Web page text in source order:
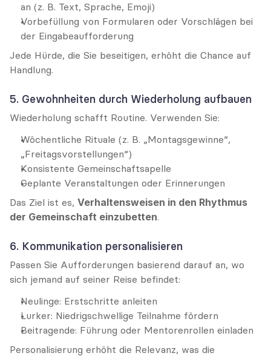
an (z. B. Text, Sprache, Emoji)
Vorbefüllung von Formularen oder Vorschlägen bei
der Eingabeaufforderung
Jede Hürde, die Sie beseitigen, erhöht die Chance auf
Handlung.
5. Gewohnheiten durch Wiederholung aufbauen
Wiederholung schafft Routine. Verwenden Sie:
Wöchentliche Rituale (z. B. „Montagsgewinne“,
„Freitagsvorstellungen“)
Konsistente Gemeinschaftsapelle
Geplante Veranstaltungen oder Erinnerungen
Das Ziel ist es, Verhaltensweisen in den Rhythmus
der Gemeinschaft einzubetten.
6. Kommunikation personalisieren
Passen Sie Aufforderungen basierend darauf an, wo
sich jemand auf seiner Reise befindet:
Neulinge: Erstschritte anleiten
Lurker: Niedrigschwellige Teilnahme fördern
Beitragende: Führung oder Mentorenrollen einladen
Personalisierung erhöht die Relevanz, was die